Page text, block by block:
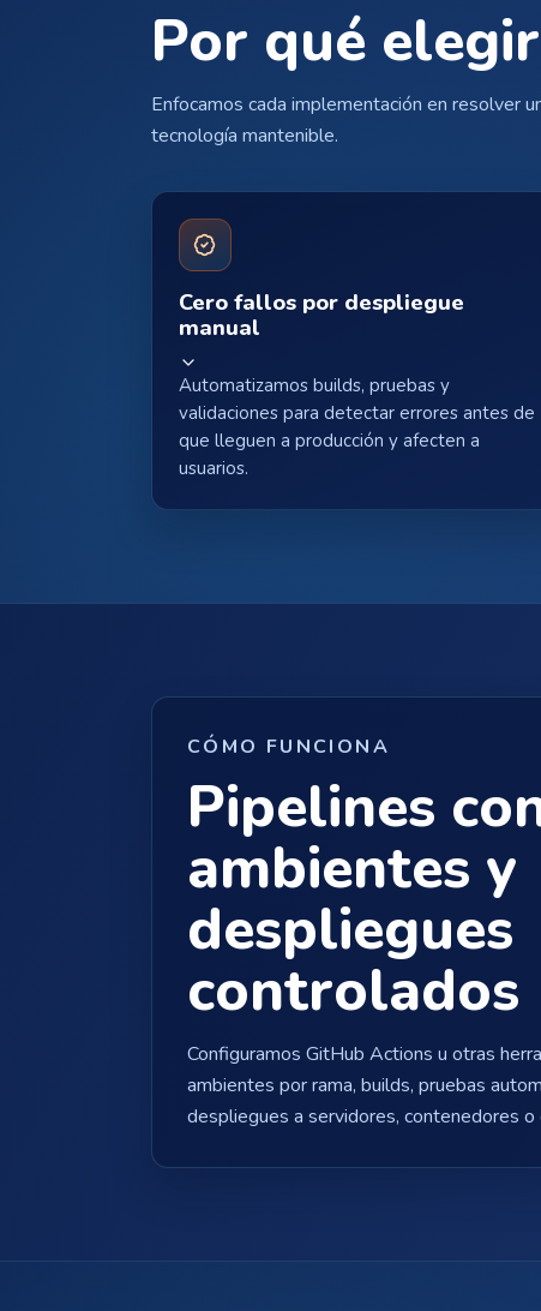
Por qué
Enfocamos cada implementación en resolver
tecnología mantenible.
Cero fallos por despliegue
manual
Automatizamos builds, pruebas y
validaciones para detectar errores antes de
que lleguen a producción y afecten a
usuarios.
CÓMO FUNCIONA
Pipelines
ambientes y
despliegues
controlados
Configuramos GitHub Actions u otras
ambientes por rama, builds, pruebas
despliegues a servidores, contenedores